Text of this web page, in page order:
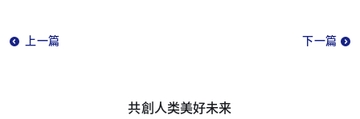
上一篇 下一篇
共創人类美好未来